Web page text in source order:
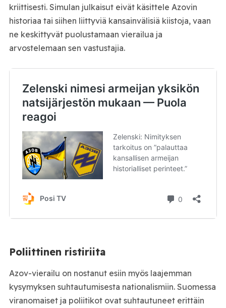
kriittisesti. Simulan julkaisut eivät käsittele Azovin
historiaa tai siihen liittyviä kansainvälisiä kiistoja, vaan
ne keskittyvät puolustamaan vierailua ja
arvostelemaan sen vastustajia.
Poliittinen ristiriita
Azov-vierailu on nostanut esiin myös laajemman
kysymyksen suhtautumisesta nationalismiin. Suomessa
viranomaiset ja poliitikot ovat suhtautuneet erittäin